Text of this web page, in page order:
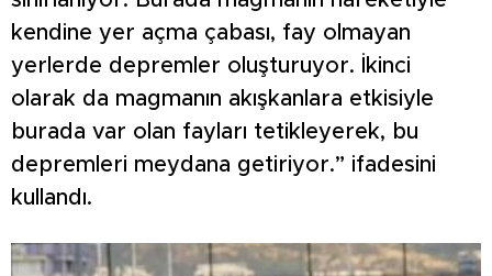
kendine yer açma çabası, fay olmayan
yerlerde depremler oluşturuyor. İkinci
olarak da magmanın akışkanlara etkisiyle
burada var olan fayları tetikleyerek, bu
depremleri meydana getiriyor.” ifadesini
kullandı.